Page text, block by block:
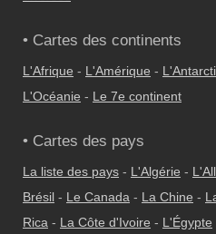
• Cartes des continents
L'Afrique - L'Amérique -
L'Océanie - Le 7e continent
• Cartes des pays
La liste des pays - L'Algérie -
Brésil - Le Canada - La Chine -
Rica - La Côte d'Ivoire - L'Égypte